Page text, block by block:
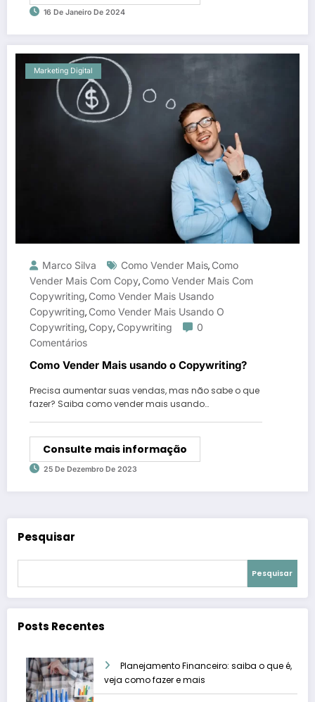
16 De Janeiro De 2024
Marketing Digital
Marco Silva Como Vender Mais, Como
Vender Mais Com Copy, Como Vender Mais Com
Copywriting, Como Vender Mais Usando
Copywriting, Como Vender Mais Usando O
Copywriting, Copy, Copywriting
0
Comentários
Como Vender Mais usando o Copywriting?
Precisa aumentar suas vendas, mas não sabe o que
fazer? Saiba como vender mais usando…
Consulte mais informação
25 De Dezembro De 2023
Pesquisar
Pesquisar
Posts Recentes
Planejamento Financeiro: saiba o que é,
veja como fazer e mais